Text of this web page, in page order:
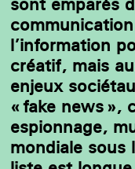
l’information
créatif, mais
enjeux
« fake news »,
espionnage,
mondiale